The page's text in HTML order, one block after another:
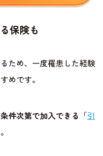
保険も
ため、一度罹患した経験
めです。
件次第で加入できる 「引